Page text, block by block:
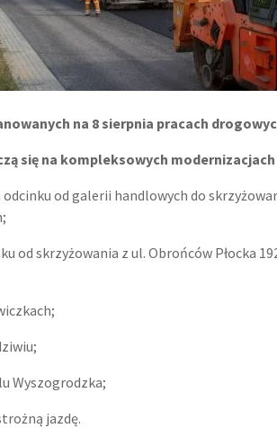
na 8 sierpnia pracach
się na kompleksowych
odcinku od galerii handlowych do
od skrzyżowania z ul. Obrońców Płocka
Wyszogrodzka;
jazdę.